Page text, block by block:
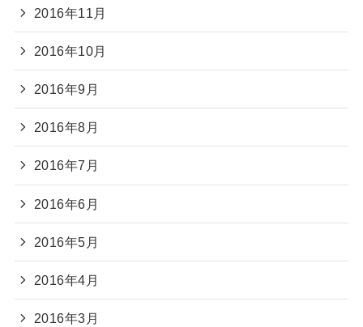
2016年11月
2016年10月
2016年9月
2016年8月
2016年7月
2016年6月
2016年5月
2016年4月
2016年3月